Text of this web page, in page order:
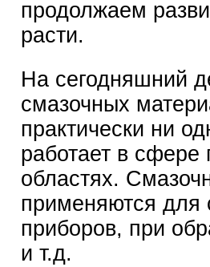
продолжаем
расти.
На сегодняшний
смазочных
практически ни
работает в сфере
областях.
применяются для
приборов, при
и т.д.